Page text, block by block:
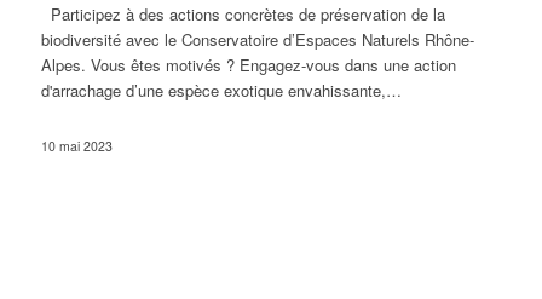
Participez à des actions concrètes de préservation de la
biodiversité avec le Conservatoire d’Espaces Naturels Rhône-
Alpes. Vous êtes motivés ? Engagez-vous dans une action
d'arrachage d’une espèce exotique envahissante,…
10 mai 2023